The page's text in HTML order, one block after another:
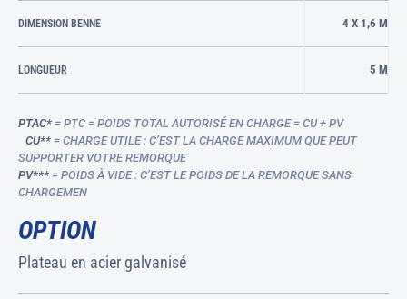
DIMENSION BENNE 4 X 1,6 M
LONGUEUR 5 M
PTAC* = PTC = POIDS TOTAL AUTORISÉ EN CHARGE = CU + PV
CU** = CHARGE UTILE : C’EST LA CHARGE MAXIMUM QUE PEUT
SUPPORTER VOTRE REMORQUE
PV*** = POIDS À VIDE : C’EST LE POIDS DE LA REMORQUE SANS
CHARGEMEN
OPTION
Plateau en acier galvanisé